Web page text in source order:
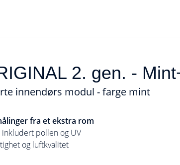
2. gen. -
innendørs modul - farge mint
fra et ekstra rom
pollen og UV
og luftkvalitet